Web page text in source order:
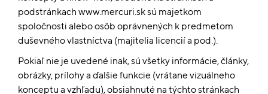
podstránkach www.mercuri.sk sú majetkom
spoločnosti alebo osôb oprávnených k predmetom
duševného vlastníctva (majitelia licencií a pod.).
Pokiaľ nie je uvedené inak, sú všetky informácie, články,
obrázky, prílohy a ďalšie funkcie (vrátane vizuálneho
konceptu a vzhľadu), obsiahnuté na týchto stránkach